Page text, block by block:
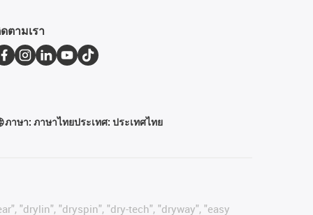
ตามเรา
ภาษา: ภาษาไทยประเทศ: ประเทศไทย
"drylin", "dryspin", "dry-tech", "dryway", "easy